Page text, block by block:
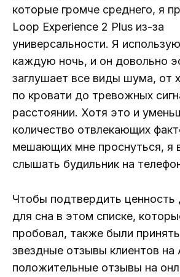
которые громче среднего, я
Loop Experience 2 Plus из-за
универсальности. Я
каждую ночь, и он довольно
заглушает все виды шума, от
по кровати до тревожных
расстоянии. Хотя это и
количество отвлекающих
мешающих мне проснуться, я
слышать будильник на
Чтобы подтвердить ценность
для сна в этом списке,
пробовал, также были
звездные отзывы клиентов на
положительные отзывы на